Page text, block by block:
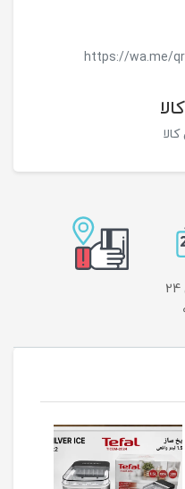
https://wa.me/qr/
پشتیبانی 24